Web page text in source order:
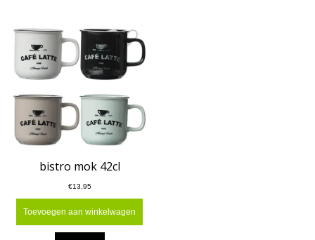
bistro mok 42cl
€13,95
Toevoegen aan winkelwagen